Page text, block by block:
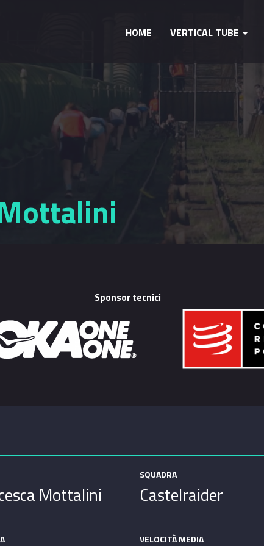
HOME VERTICAL TUBE
Sponsor tecnici
Mottalini
SQUADRA
Castelraider
VELOCITÀ MEDIA